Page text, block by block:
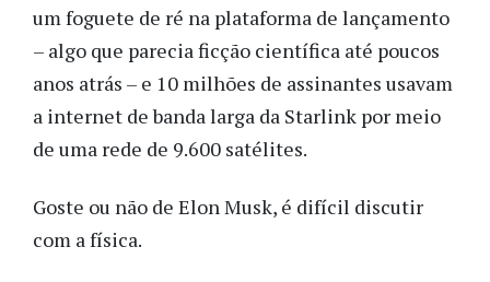
um foguete de ré na plataforma de lançamento
– algo que parecia ficção científica até poucos
anos atrás – e 10 milhões de assinantes usavam
a internet de banda larga da Starlink por meio
de uma rede de 9.600 satélites.
Goste ou não de Elon Musk, é difícil discutir
com a física.